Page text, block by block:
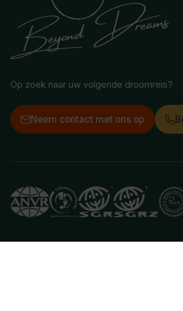
Op zoek naar uw volgende droomreis?
Neem contact met ons op